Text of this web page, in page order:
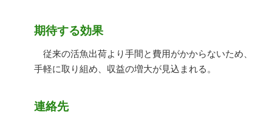
期待する効果
従来の活魚出荷より手間と費用がかからないため、
手軽に取り組め、収益の増大が見込まれる。
連絡先